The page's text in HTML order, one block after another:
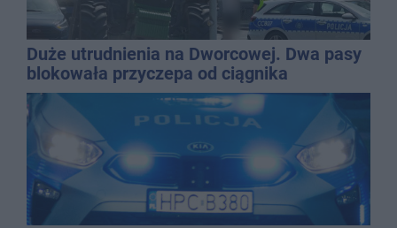
Duże utrudnienia na Dworcowej. Dwa pasy
blokowała przyczepa od ciągnika